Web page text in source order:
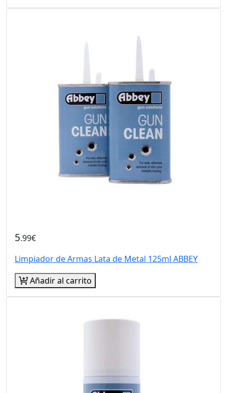
5.99€
Limpiador de Armas Lata de Metal 125ml ABBEY
Añadir al carrito